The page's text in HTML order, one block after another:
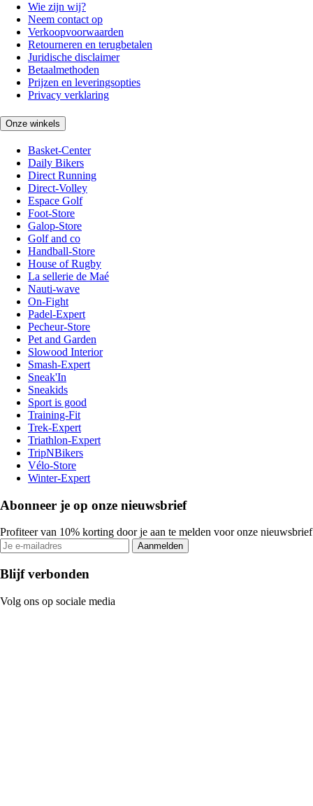
Wie zijn wij?
Neem contact op
Verkoopvoorwaarden
Retourneren en terugbetalen
Juridische disclaimer
Betaalmethoden
Prijzen en leveringsopties
Privacy verklaring
Onze winkels
Basket-Center
Daily Bikers
Direct Running
Direct-Volley
Espace Golf
Foot-Store
Galop-Store
Golf and co
Handball-Store
House of Rugby
La sellerie de Maé
Nauti-wave
On-Fight
Padel-Expert
Pecheur-Store
Pet and Garden
Slowood Interior
Smash-Expert
Sneak'In
Sneakids
Sport is good
Training-Fit
Trek-Expert
Triathlon-Expert
TripNBikers
Vélo-Store
Winter-Expert
Abonneer je op onze nieuwsbrief
Profiteer van 10% korting door je aan te melden voor onze nieuwsbrief
Aanmelden
Blijf verbonden
Volg ons op sociale media